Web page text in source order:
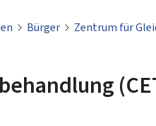
Bürger Zentrum für